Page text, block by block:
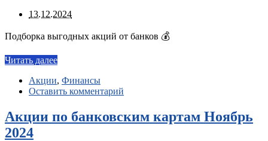
13.12.2024
Подборка выгодных акций от банков 💰
Читать далее
Акции, Финансы
Оставить комментарий
Акции по банковским картам Ноябрь
2024